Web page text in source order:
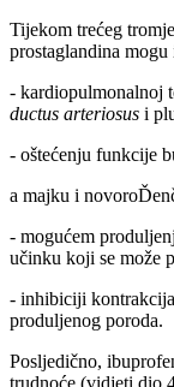
Tijekom trećeg
prostaglandina
- kardiopulmonalnoj
ductus arteriosus i
- oštećenju funkcije
a majku i
- mogućem
učinku koji se može
- inhibiciji
produljenog poroda.
Posljedično,
trudnoće (vidjeti dio